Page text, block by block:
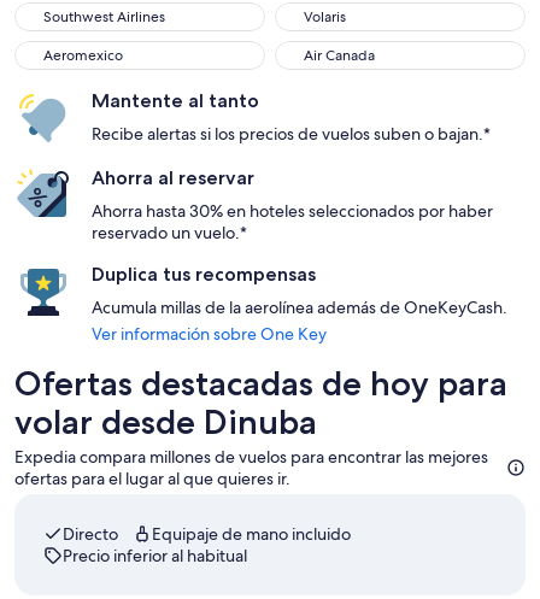
Southwest Airlines
Volaris
Aeromexico
Air Canada
Mantente al tanto
Recibe alertas si los precios de vuelos suben o bajan.*
Ahorra al reservar
Ahorra hasta 30% en hoteles seleccionados por haber
reservado un vuelo.*
Duplica tus recompensas
Acumula millas de la aerolínea además de OneKeyCash.
Ver información sobre One Key
Ofertas destacadas de hoy para
volar desde Dinuba
Expedia compara millones de vuelos para encontrar las mejores
ofertas para el lugar al que quieres ir.
Directo
Equipaje de mano incluido
Precio inferior al habitual